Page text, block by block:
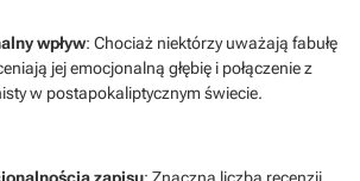
wpływ: Chociaż niektórzy uważają fabułę
jej emocjonalną głębię i połączenie z
w postapokaliptycznym świecie.
zapisu: Znaczna liczba recenzji